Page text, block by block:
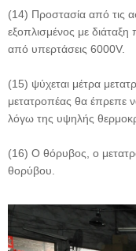
(14) Προστασία από τις
εξοπλισμένος με
από υπερτάσεις 6000V.
(15) ψύχεται μέτρα
μετατροπέας θα έπρεπε
λόγω της υψηλής
(16) Ο θόρυβος, ο
θορύβου.